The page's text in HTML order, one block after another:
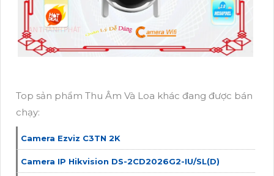
Top sản phẩm Thu Âm Và Loa khác đang được bán
chạy:
Camera Ezviz C3TN 2K
Camera IP Hikvision DS-2CD2026G2-IU/SL(D)